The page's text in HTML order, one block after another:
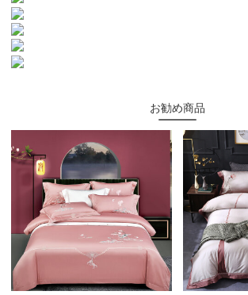
お勧め商品